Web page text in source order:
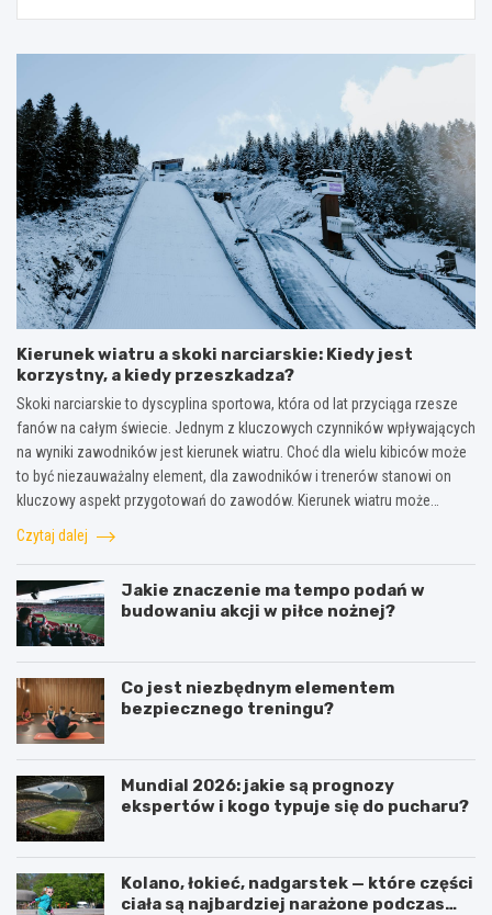
Kierunek wiatru a skoki narciarskie: Kiedy jest
korzystny, a kiedy przeszkadza?
Skoki narciarskie to dyscyplina sportowa, która od lat przyciąga rzesze
fanów na całym świecie. Jednym z kluczowych czynników wpływających
na wyniki zawodników jest kierunek wiatru. Choć dla wielu kibiców może
to być niezauważalny element, dla zawodników i trenerów stanowi on
kluczowy aspekt przygotowań do zawodów. Kierunek wiatru może…
Czytaj dalej
Jakie znaczenie ma tempo podań w
budowaniu akcji w piłce nożnej?
Co jest niezbędnym elementem
bezpiecznego treningu?
Mundial 2026: jakie są prognozy
ekspertów i kogo typuje się do pucharu?
Kolano, łokieć, nadgarstek — które części
ciała są najbardziej narażone podczas